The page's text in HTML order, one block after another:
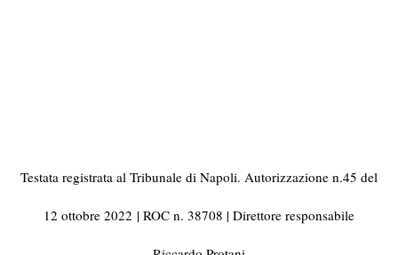
Testata registrata al Tribunale di Napoli. Autorizzazione n.45 del
12 ottobre 2022 | ROC n. 38708 | Direttore responsabile